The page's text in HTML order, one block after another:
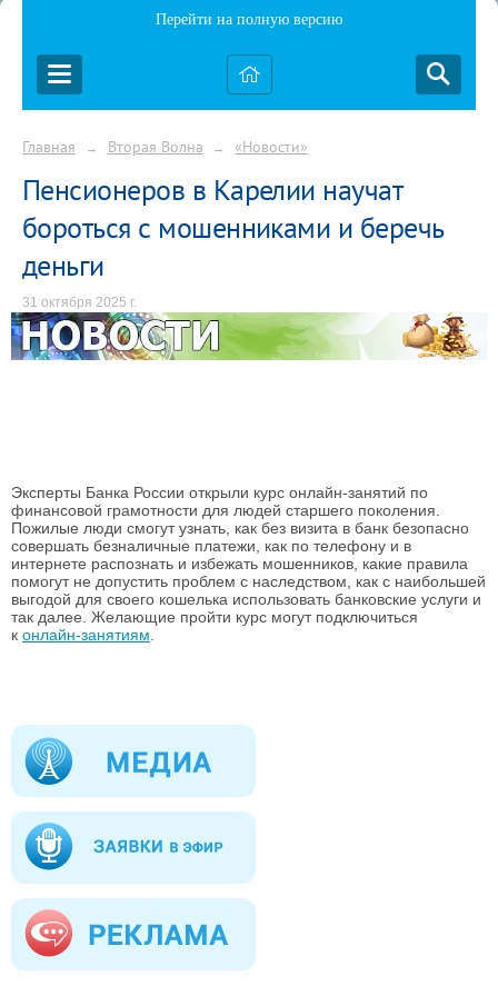
Перейти на полную версию
Главная → Вторая Волна → «Новости»
Пенсионеров в Карелии научат
бороться с мошенниками и беречь
деньги
31 октября 2025 г.
Эксперты Банка России открыли курс онлайн-занятий по
финансовой грамотности для людей старшего поколения.
Пожилые люди смогут узнать, как без визита в банк безопасно
совершать безналичные платежи, как по телефону и в
интернете распознать и избежать мошенников, какие правила
помогут не допустить проблем с наследством, как с наибольшей
выгодой для своего кошелька использовать банковские услуги и
так далее. Желающие пройти курс могут подключиться
к онлайн-занятиям